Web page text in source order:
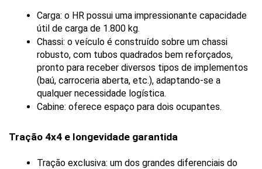
Carga: o HR possui uma impressionante capacidade
útil de carga de 1.800 kg.
Chassi: o veículo é construído sobre um chassi
robusto, com tubos quadrados bem reforçados,
pronto para receber diversos tipos de implementos
(baú, carroceria aberta, etc.), adaptando-se a
qualquer necessidade logística.
Cabine: oferece espaço para dois ocupantes.
Tração 4x4 e longevidade garantida
Tração exclusiva: um dos grandes diferenciais do